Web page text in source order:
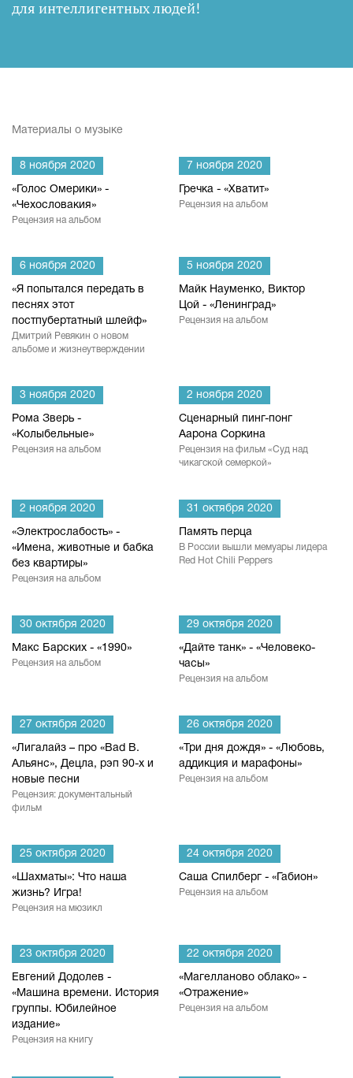
для интеллигентных людей!
Материалы о музыке
8 ноября 2020
«Голос Омерики» -
«Чехословакия»
Рецензия на альбом
7 ноября 2020
Гречка - «Хватит»
Рецензия на альбом
6 ноября 2020
«Я попытался передать в
песнях этот
постпубертатный шлейф»
Дмитрий Ревякин о новом
альбоме и жизнеутверждении
5 ноября 2020
Майк Науменко, Виктор
Цой - «Ленинград»
Рецензия на альбом
3 ноября 2020
Рома Зверь -
«Колыбельные»
Рецензия на альбом
2 ноября 2020
Сценарный пинг-понг
Аарона Соркина
Рецензия на фильм «Суд над
чикагской семеркой»
2 ноября 2020
«Электрослабость» -
«Имена, животные и бабка
без квартиры»
Рецензия на альбом
31 октября 2020
Память перца
В России вышли мемуары лидера
Red Hot Chili Peppers
30 октября 2020
Макс Барских - «1990»
Рецензия на альбом
29 октября 2020
«Дайте танк» - «Человеко-
часы»
Рецензия на альбом
27 октября 2020
«Лигалайз – про «Bad B.
Альянс», Децла, рэп 90-х и
новые песни
Рецензия: документальный
фильм
26 октября 2020
«Три дня дождя» - «Любовь,
аддикция и марафоны»
Рецензия на альбом
25 октября 2020
«Шахматы»: Что наша
жизнь? Игра!
Рецензия на мюзикл
24 октября 2020
Саша Спилберг - «Габион»
Рецензия на альбом
23 октября 2020
Евгений Додолев -
«Машина времени. История
группы. Юбилейное
издание»
Рецензия на книгу
22 октября 2020
«Магелланово облако» -
«Отражение»
Рецензия на альбом